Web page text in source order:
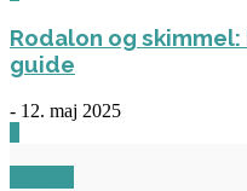
Rodalon og
guide
- 12. maj 2025